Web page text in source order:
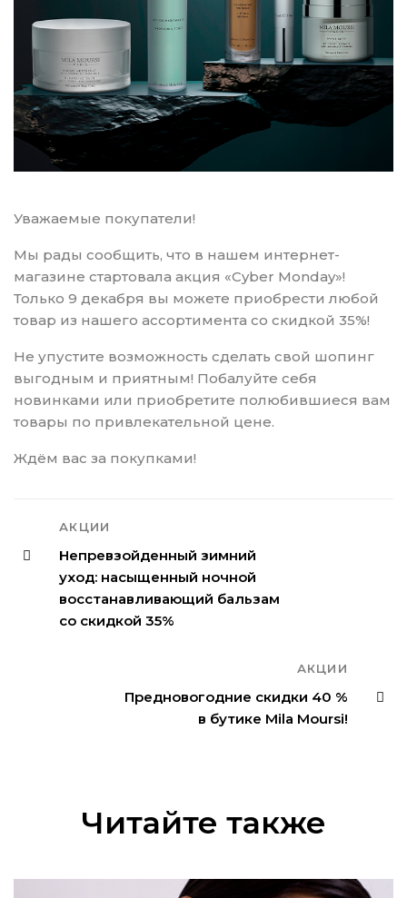
Уважаемые покупатели!
Мы рады сообщить, что в нашем интернет-
магазине стартовала акция «Cyber Monday»!
Только 9 декабря вы можете приобрести любой
товар из нашего ассортимента со скидкой 35%!
Не упустите возможность сделать свой шопинг
выгодным и приятным! Побалуйте себя
новинками или приобретите полюбившиеся вам
товары по привлекательной цене.
Ждём вас за покупками!
АКЦИИ
Непревзойденный зимний
уход: насыщенный ночной
восстанавливающий бальзам
со скидкой 35%
АКЦИИ
Предновогодние скидки 40 %
в бутике Mila Moursi!
Читайте также